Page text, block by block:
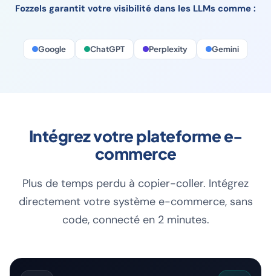
Intégrez votre plateforme e-
commerce
Plus de temps perdu à copier-coller. Intégrez
directement votre système e-commerce, sans